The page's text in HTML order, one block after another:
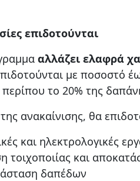
επιδοτούνται
αλλάζει ελαφρά
με ποσοστό
περίπου το 20% της
ανακαίνισης, θα
και ηλεκτρολογικές
τοιχοποιίας και
δαπέδων